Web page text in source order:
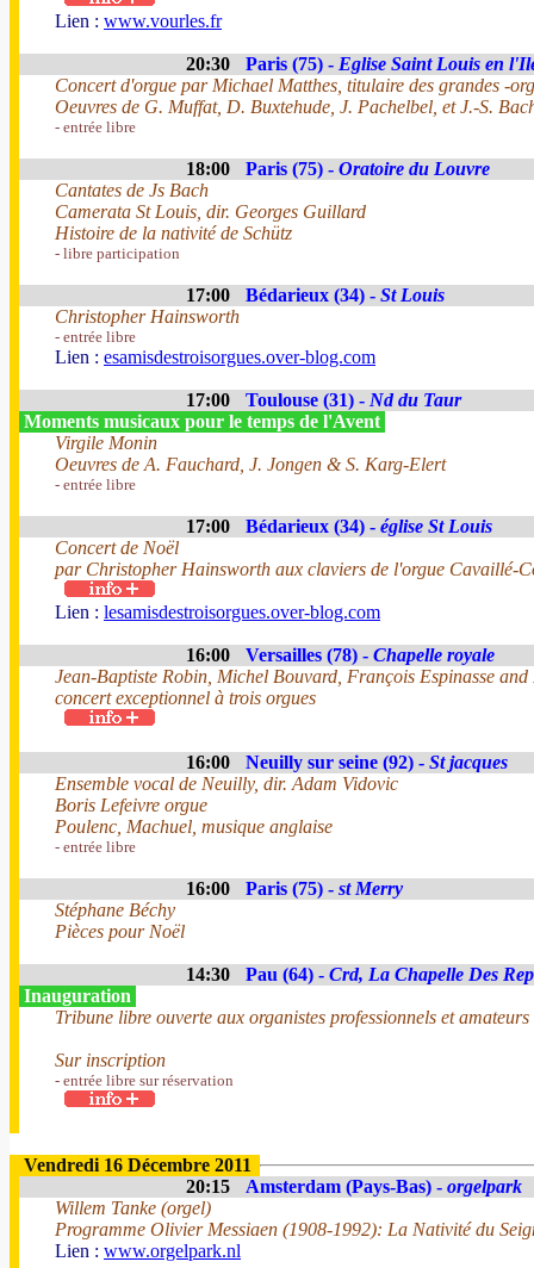
Lien : www.vourles.fr
20:30 Paris (75) - Eglise Saint Louis en
Concert d'orgue par Michael Matthes, titulaire des grandes -
Oeuvres de G. Muffat, D. Buxtehude, J. Pachelbel, et J.-S.
- entrée libre
18:00 Paris (75) - Oratoire du Louvre
Cantates de Js Bach
Camerata St Louis, dir. Georges Guillard
Histoire de la nativité de Schütz
- libre participation
17:00 Bédarieux (34) - St Louis
Christopher Hainsworth
- entrée libre
Lien : esamisdestroisorgues.over-blog.com
17:00 Toulouse (31) - Nd du Taur
Moments musicaux pour le temps de l'Avent
Virgile Monin
Oeuvres de A. Fauchard, J. Jongen & S. Karg-Elert
- entrée libre
17:00 Bédarieux (34) - église St Louis
Concert de Noël
par Christopher Hainsworth aux claviers de l'orgue Cavaillé-
Lien : lesamisdestroisorgues.over-blog.com
16:00 Versailles (78) - Chapelle royale
Jean-Baptiste Robin, Michel Bouvard, François Espinasse
concert exceptionnel à trois orgues
16:00 Neuilly sur seine (92) - St jacques
Ensemble vocal de Neuilly, dir. Adam Vidovic
Boris Lefeivre orgue
Poulenc, Machuel, musique anglaise
- entrée libre
16:00 Paris (75) - st Merry
Stéphane Béchy
Pièces pour Noël
14:30 Pau (64) - Crd, La Chapelle Des
Inauguration
Tribune libre ouverte aux organistes professionnels et amateurs
Sur inscription
- entrée libre sur réservation
Vendredi 16 Décembre 2011
20:15
Amsterdam (Pays-Bas) - orgelpark
Willem Tanke (orgel)
Programme Olivier Messiaen (1908-1992): La Nativité du
Lien : www.orgelpark.nl